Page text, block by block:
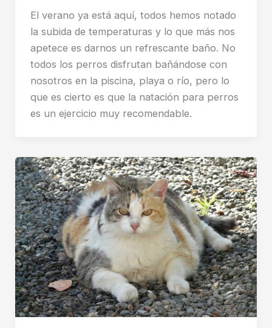
El verano ya está aquí, todos hemos notado
la subida de temperaturas y lo que más nos
apetece es darnos un refrescante baño. No
todos los perros disfrutan bañándose con
nosotros en la piscina, playa o río, pero lo
que es cierto es que la natación para perros
es un ejercicio muy recomendable.